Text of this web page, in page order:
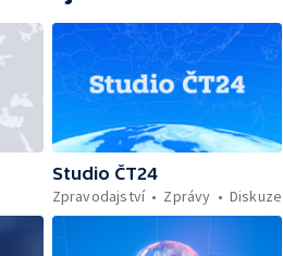
Studio ČT24
Zpravodajství
Zprávy Diskuze